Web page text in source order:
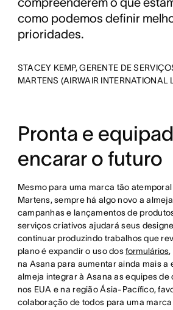
compreenderem o que
como podemos definir
prioridades.
STACEY KEMP, GERENTE DE
MARTENS (AIRWAIR INTERNATIONAL
Pronta e
encarar o futuro
Mesmo para uma marca tão
Martens, sempre há algo novo a
campanhas e lançamentos de
serviços criativos ajudará seus
continuar produzindo trabalhos que
plano é expandir o uso dosformulários,
na Asana para aumentar ainda mais a
almeja integrar à Asana as equipes
nos EUA e na região Ásia-Pacífico,
colaboração de todos para uma